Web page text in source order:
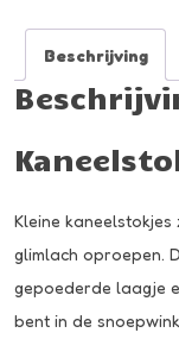
Beschrijving
Kleine kaneelstokjes
glimlach oproepen.
gepoederde laagje
bent in de